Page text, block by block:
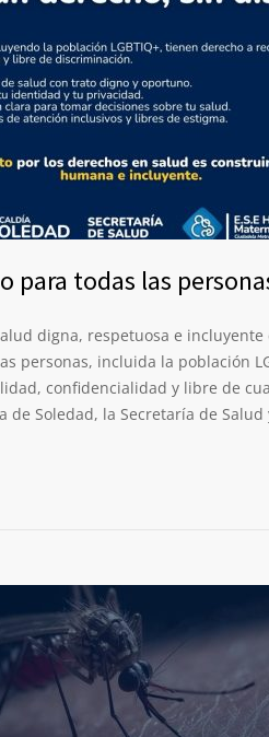
para todas las
digna, respetuosa e
personas, incluida la población
confidencialidad y libre de
Soledad, la Secretaría de Salud